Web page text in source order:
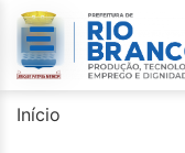
Início